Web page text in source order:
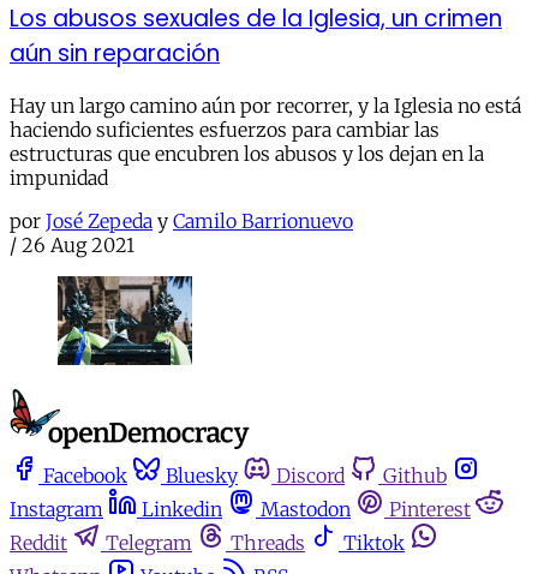
Los abusos sexuales de la Iglesia, un crimen
aún sin reparación
Hay un largo camino aún por recorrer, y la Iglesia no está
haciendo suficientes esfuerzos para cambiar las
estructuras que encubren los abusos y los dejan en la
impunidad
por José Zepeda y Camilo Barrionuevo
/ 26 Aug 2021
Facebook Bluesky Discord
Github
Instagram
Linkedin Mastodon
Pinterest
Reddit
Telegram Threads
Tiktok